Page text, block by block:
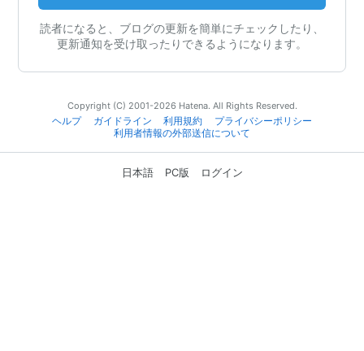
読者になると、ブログの更新を簡単にチェックしたり、
更新通知を受け取ったりできるようになります。
Copyright (C) 2001-2026 Hatena. All Rights Reserved.
ヘルプ
ガイドライン 利用規約
プライバシーポリシー
利用者情報の外部送信について
日本語 PC版 ログイン